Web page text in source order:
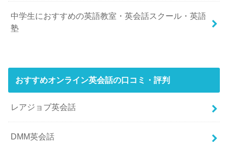
中学生におすすめの英語教室・英会話スクール・英語
塾
おすすめオンライン英会話の口コミ・評判
レアジョブ英会話
DMM英会話